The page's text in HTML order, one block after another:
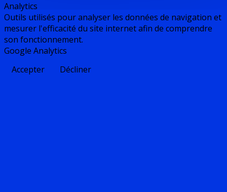
Analytics
Outils utilisés pour analyser les données de navigation et
mesurer l'efficacité du site internet afin de comprendre
son fonctionnement.
Google Analytics
Accepter
Décliner